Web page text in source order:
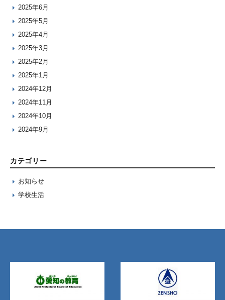
2025年6月
2025年5月
2025年4月
2025年3月
2025年2月
2025年1月
2024年12月
2024年11月
2024年10月
2024年9月
カテゴリー
お知らせ
学校生活